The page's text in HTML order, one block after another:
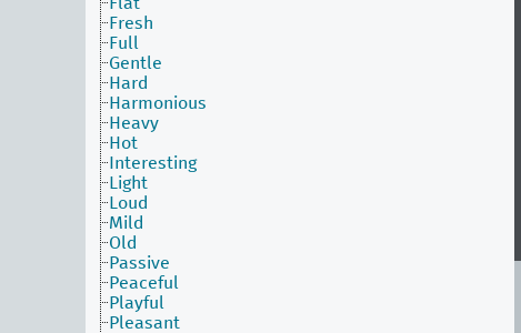
Fresh
Full
Gentle
Hard
Harmonious
Heavy
Hot
Interesting
Light
Loud
Mild
Old
Passive
Peaceful
Playful
Pleasant